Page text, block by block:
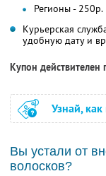
Регионы - 250р.
Курьерская
удобную дату и
Купон действителен
Узнай,
Вы устали от
волосков?